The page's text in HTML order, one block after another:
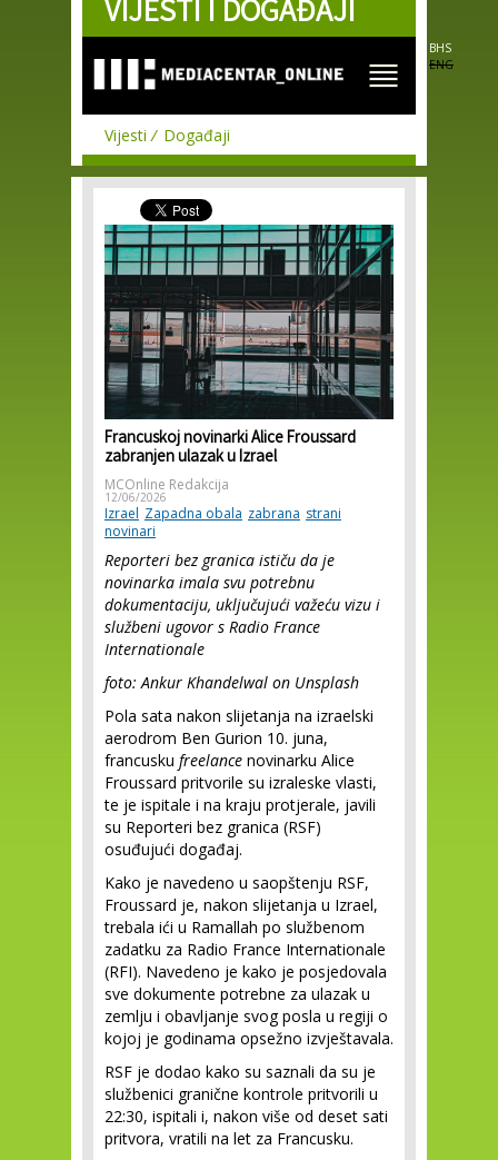
Skip to
main
VIJESTI I DOGAĐAJI
BHS
ENG
Vijesti Događaji
Francuskoj novinarki Alice Froussard
zabranjen ulazak u Izrael
MCOnline Redakcija
12/06/2026
Izrael Zapadna obala zabrana strani
novinari
Reporteri bez granica ističu da je
novinarka imala svu potrebnu
dokumentaciju, uključujući važeću vizu i
službeni ugovor s Radio France
Internationale
foto: Ankur Khandelwal on Unsplash
Pola sata nakon slijetanja na izraelski
aerodrom Ben Gurion 10. juna,
francusku freelance novinarku Alice
Froussard pritvorile su izraleske vlasti,
te je ispitale i na kraju protjerale, javili
su Reporteri bez granica (RSF)
osuđujući događaj.
Kako je navedeno u saopštenju RSF,
Froussard je, nakon slijetanja u Izrael,
trebala ići u Ramallah po službenom
zadatku za Radio France Internationale
(RFI). Navedeno je kako je posjedovala
sve dokumente potrebne za ulazak u
zemlju i obavljanje svog posla u regiji o
kojoj je godinama opsežno izvještavala.
RSF je dodao kako su saznali da su je
službenici granične kontrole pritvorili u
22:30, ispitali i, nakon više od deset sati
pritvora, vratili na let za Francusku.